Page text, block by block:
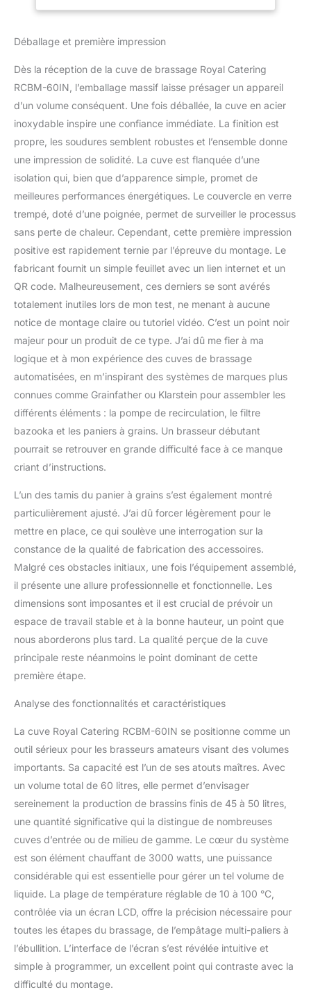
puissance et la durée de
avec deux éléments
chauffants de 1200 et
1800 W Économie
d'énergie – l'isolation de
la cuve de brassage
économise ainsi de
l'électricité
Déballage et première impression
Dès la réception de la cuve de brassage Royal Catering
RCBM-60IN, l’emballage massif laisse présager un appareil
d’un volume conséquent. Une fois déballée, la cuve en acier
inoxydable inspire une confiance immédiate. La finition est
propre, les soudures semblent robustes et l’ensemble donne
une impression de solidité. La cuve est flanquée d’une
isolation qui, bien que d’apparence simple, promet de
meilleures performances énergétiques. Le couvercle en verre
trempé, doté d’une poignée, permet de surveiller le processus
sans perte de chaleur. Cependant, cette première impression
positive est rapidement ternie par l’épreuve du montage. Le
fabricant fournit un simple feuillet avec un lien internet et un
QR code. Malheureusement, ces derniers se sont avérés
totalement inutiles lors de mon test, ne menant à aucune
notice de montage claire ou tutoriel vidéo. C’est un point noir
majeur pour un produit de ce type. J’ai dû me fier à ma
logique et à mon expérience des cuves de brassage
automatisées, en m’inspirant des systèmes de marques plus
connues comme Grainfather ou Klarstein pour assembler les
différents éléments : la pompe de recirculation, le filtre
bazooka et les paniers à grains. Un brasseur débutant
pourrait se retrouver en grande difficulté face à ce manque
criant d’instructions.
L’un des tamis du panier à grains s’est également montré
particulièrement ajusté. J’ai dû forcer légèrement pour le
mettre en place, ce qui soulève une interrogation sur la
constance de la qualité de fabrication des accessoires.
Malgré ces obstacles initiaux, une fois l’équipement assemblé,
il présente une allure professionnelle et fonctionnelle. Les
dimensions sont imposantes et il est crucial de prévoir un
espace de travail stable et à la bonne hauteur, un point que
nous aborderons plus tard. La qualité perçue de la cuve
principale reste néanmoins le point dominant de cette
première étape.
Analyse des fonctionnalités et caractéristiques
La cuve Royal Catering RCBM-60IN se positionne comme un
outil sérieux pour les brasseurs amateurs visant des volumes
importants. Sa capacité est l’un de ses atouts maîtres. Avec
un volume total de 60 litres, elle permet d’envisager
sereinement la production de brassins finis de 45 à 50 litres,
une quantité significative qui la distingue de nombreuses
cuves d’entrée ou de milieu de gamme. Le cœur du système
est son élément chauffant de 3000 watts, une puissance
considérable qui est essentielle pour gérer un tel volume de
liquide. La plage de température réglable de 10 à 100 °C,
contrôlée via un écran LCD, offre la précision nécessaire pour
toutes les étapes du brassage, de l’empâtage multi-paliers à
l’ébullition. L’interface de l’écran s’est révélée intuitive et
simple à programmer, un excellent point qui contraste avec la
difficulté du montage.